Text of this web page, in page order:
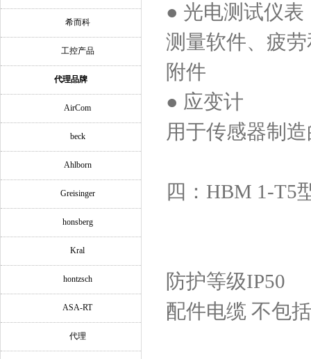
希而科
工控产品
代理品牌
AirCom
beck
Ahlborn
Greisinger
honsberg
Kral
hontzsch
ASA-RT
代理
● 光电测试仪表
测量软件、疲
附件
● 应变计
用于传感器制
四：HBM 1-T5
防护等级IP50
配件电缆 不包